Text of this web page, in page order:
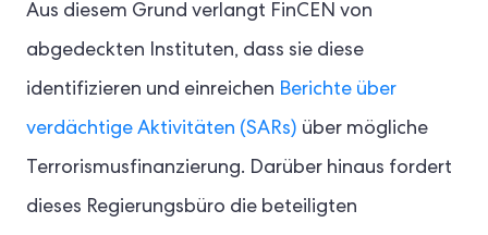
Aus diesem Grund verlangt FinCEN von
abgedeckten Instituten, dass sie diese
identifizieren und einreichen Berichte über
verdächtige Aktivitäten (SARs) über mögliche
Terrorismusfinanzierung. Darüber hinaus fordert
dieses Regierungsbüro die beteiligten